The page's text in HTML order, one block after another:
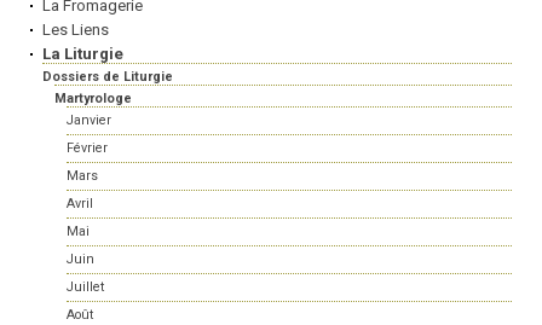
La Fromagerie
Les Liens
La Liturgie
Dossiers de Liturgie
Martyrologe
Janvier
Février
Mars
Avril
Mai
Juin
Juillet
Août